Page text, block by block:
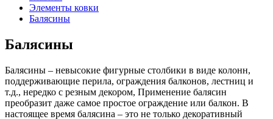
Элементы ковки
Балясины
Балясины
Балясины – невысокие фигурные столбики в виде колонн,
поддерживающие перила, ограждения балконов, лестниц и
т.д., нередко с резным декором, Применение балясин
преобразит даже самое простое ограждение или балкон. В
настоящее время балясина – это не только декоративный